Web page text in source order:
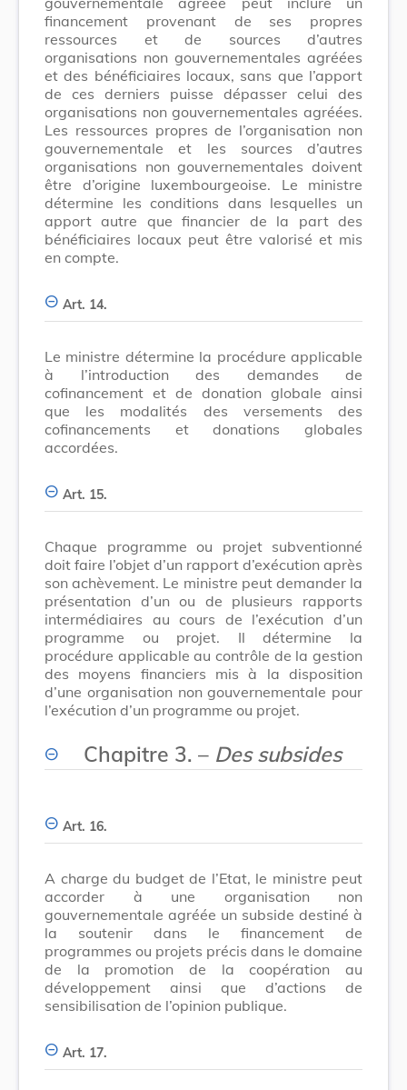
financement provenant de ses propres
ressources et de sources d’autres
organisations non gouvernementales agréées
et des bénéficiaires locaux, sans que l’apport
de ces derniers puisse dépasser celui des
organisations non gouvernementales agréées.
Les ressources propres de l’organisation non
gouvernementale et les sources d’autres
organisations non gouvernementales doivent
être d’origine luxembourgeoise. Le ministre
détermine les conditions dans lesquelles un
apport autre que financier de la part des
bénéficiaires locaux peut être valorisé et mis
en compte.
Art. 14.
Le ministre détermine la procédure applicable
à l’introduction des demandes de
cofinancement et de donation globale ainsi
que les modalités des versements des
cofinancements et donations globales
accordées.
Art. 15.
Chaque programme ou projet subventionné
doit faire l’objet d’un rapport d’exécution après
son achèvement. Le ministre peut demander la
présentation d’un ou de plusieurs rapports
intermédiaires au cours de l’exécution d’un
programme ou projet. Il détermine la
procédure applicable au contrôle de la gestion
des moyens financiers mis à la disposition
d’une organisation non gouvernementale pour
l’exécution d’un programme ou projet.
Chapitre 3. – Des subsides
Art. 16.
A charge du budget de l’Etat, le ministre peut
accorder à une organisation non
gouvernementale agréée un subside destiné à
la soutenir dans le financement de
programmes ou projets précis dans le domaine
de la promotion de la coopération au
développement ainsi que d’actions de
sensibilisation de l’opinion publique.
Art. 17.